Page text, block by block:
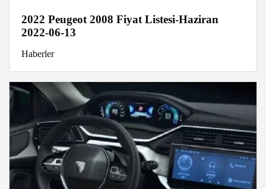
2022 Peugeot 2008 Fiyat Listesi-Haziran
2022-06-13
Haberler